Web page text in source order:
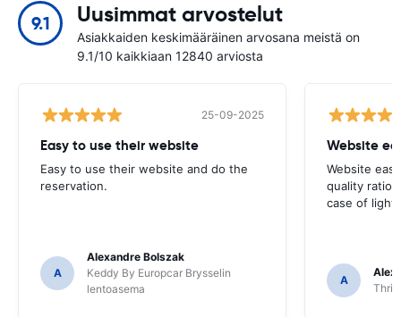
9.1 Uusimmat arvostelut
Asiakkaiden keskimääräinen arvosana meistä on
9.1/10 kaikkiaan 12840 arviosta
25-09-2025
Easy to use their website
Easy to use their website and do the
reservation.
A
Alexandre Bolszak
Keddy By Europcar Brysselin
lentoasema
Website
Website
quality ratio,
case of light
A